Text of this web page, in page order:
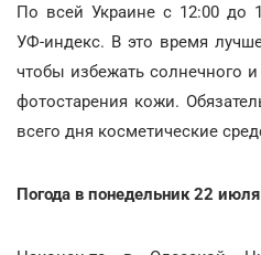
По всей Украине с 12:00 до
УФ-индекс. В это время
чтобы избежать солнечного
фотостарения кожи.
всего дня косметические
Погода в понедельник 22 июля